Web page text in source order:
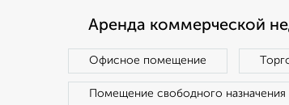
Аренда коммерческой
Офисное помещение
Помещение свободного назначения